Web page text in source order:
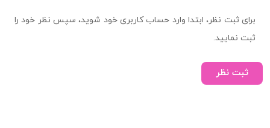
برای ثبت نظر، ابتدا وارد حساب کاربری خود شوید، سپس نظر خود را
ثبت نمایید.
ثبت نظر